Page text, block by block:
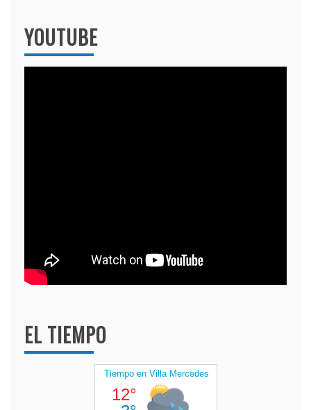
YOUTUBE
EL TIEMPO